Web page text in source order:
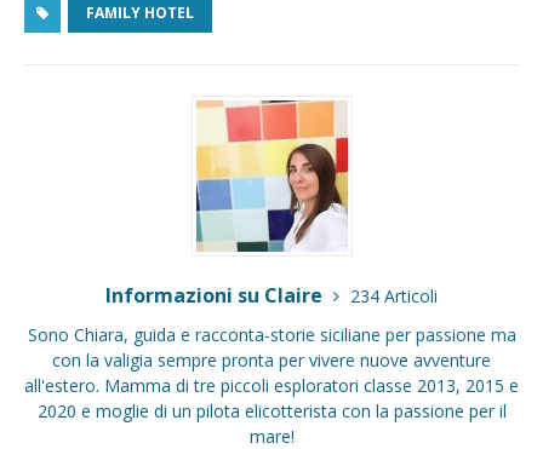
FAMILY HOTEL
Informazioni su Claire
234 Articoli
Sono Chiara, guida e racconta-storie siciliane per passione ma
con la valigia sempre pronta per vivere nuove avventure
all'estero. Mamma di tre piccoli esploratori classe 2013, 2015 e
2020 e moglie di un pilota elicotterista con la passione per il
mare!